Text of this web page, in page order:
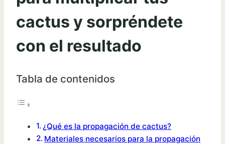
cactus y sorpréndete
con el resultado
Tabla de contenidos
¿Qué es la propagación de cactus?
Materiales necesarios para la propagación